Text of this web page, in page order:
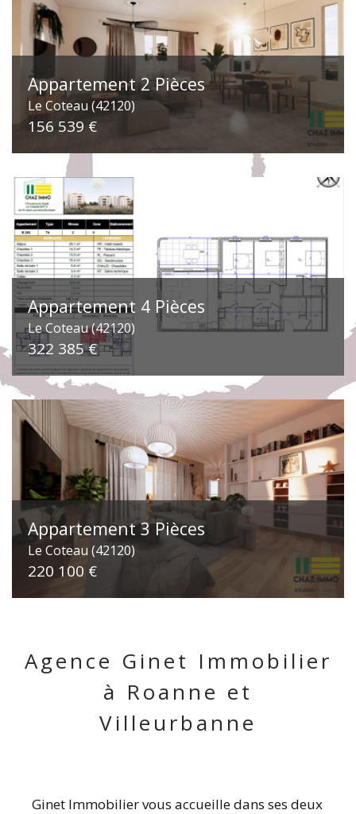
Appartement 2 Pièces
Le Coteau (42120)
156 539 €
Appartement 4 Pièces
Le Coteau (42120)
322 385 €
Appartement 3 Pièces
Le Coteau (42120)
220 100 €
Agence Ginet Immobilier
à Roanne et
Villeurbanne
Ginet Immobilier vous accueille dans ses deux